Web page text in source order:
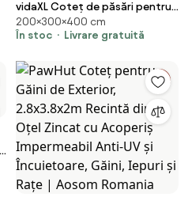
vidaXL Coteț de păsări pentru
exterior, 3x4x2 m, oțel zincat
200×300×400 cm
În stoc
Livrare gratuită